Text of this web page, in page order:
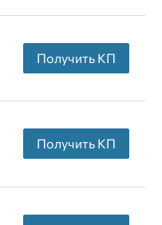
Получить КП
Получить КП